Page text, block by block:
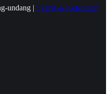
undang | Syarat & Ketentuan